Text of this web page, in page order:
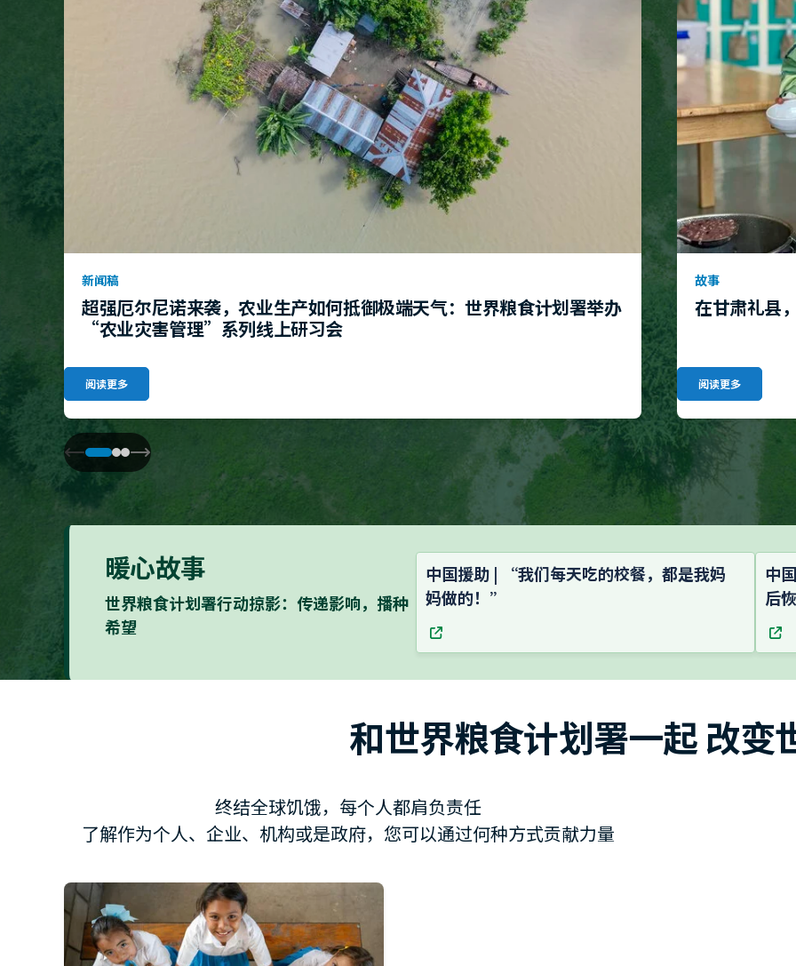
新闻稿
超强厄尔尼诺来袭，农业生产如何抵御极端天气：世界粮食计划署举办
“农业灾害管理”系列线上研习会
阅读更多
故事
在甘肃礼县
阅读更多
暖心故事
世界粮食计划署行动掠影：传递影响，播种
希望
中国援助 | “我们每天吃的校餐，都是我妈
妈做的！”
中
后
和世界粮食计划署一起 改变
终结全球饥饿，每个人都肩负责任
了解作为个人、企业、机构或是政府，您可以通过何种方式贡献力量